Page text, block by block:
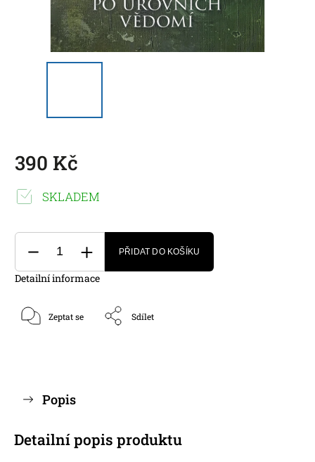
390 Kč
SKLADEM
PŘIDAT DO KOŠÍKU
Detailní informace
Zeptat se Sdílet
Popis
Detailní popis produktu